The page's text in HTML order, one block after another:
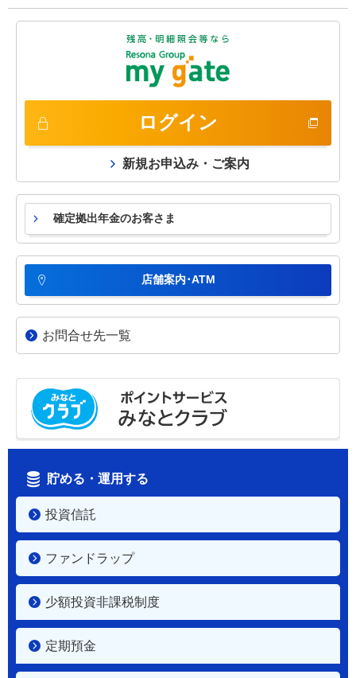
ログイン
新規お申込み・ご案内
確定拠出年金のお客さま
店舗案内･ATM
お問合せ先一覧
貯める・運用する
投資信託
ファンドラップ
少額投資非課税制度
定期預金